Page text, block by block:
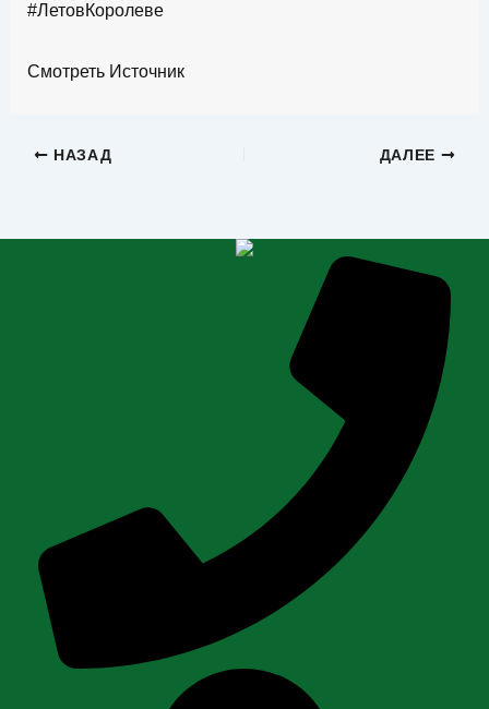
#ЛетовКоролеве
Смотреть Источник
НАЗАД ДАЛЕЕ